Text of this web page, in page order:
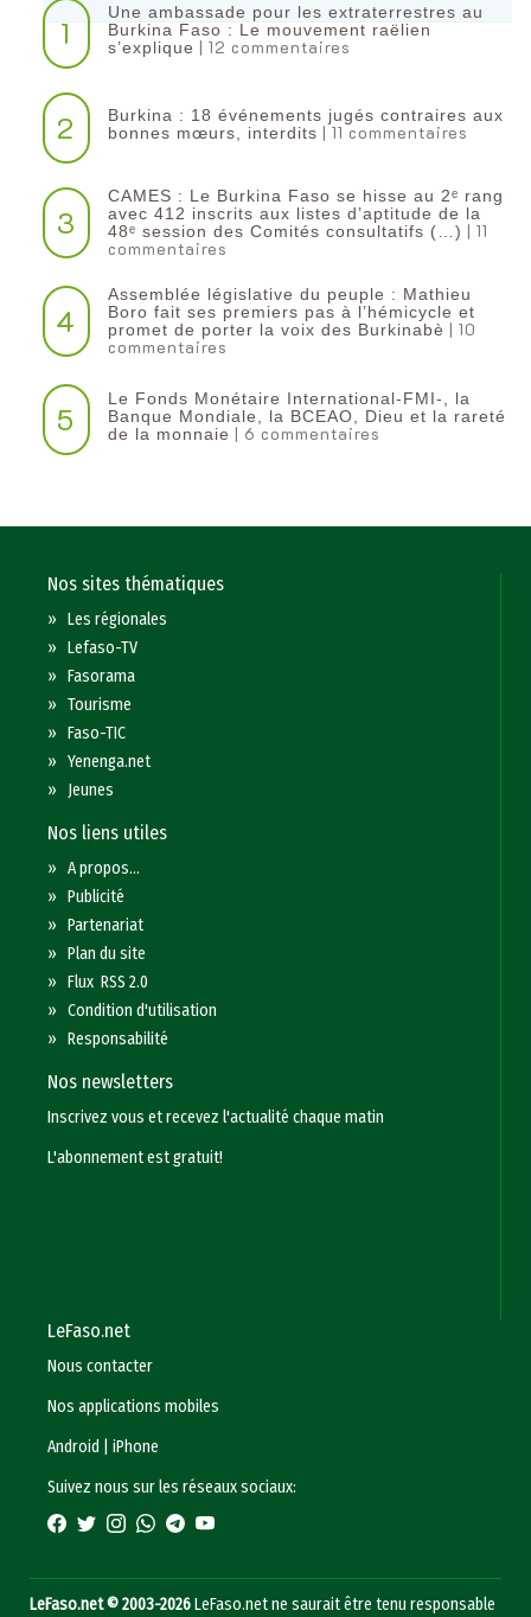
1
Une ambassade pour les extraterrestres au
Burkina Faso : Le mouvement raëlien
s’explique | 12 commentaires
2
Burkina : 18 événements jugés contraires aux
bonnes mœurs, interdits | 11 commentaires
3
CAMES : Le Burkina Faso se hisse au 2ᵉ rang
avec 412 inscrits aux listes d’aptitude de la
48ᵉ session des Comités consultatifs (…) | 11
commentaires
4
Assemblée législative du peuple : Mathieu
Boro fait ses premiers pas à l’hémicycle et
promet de porter la voix des Burkinabè | 10
commentaires
5
Le Fonds Monétaire International-FMI-, la
Banque Mondiale, la BCEAO, Dieu et la rareté
de la monnaie | 6 commentaires
Nos sites thématiques
»Les régionales
»Lefaso-TV
»Fasorama
»Tourisme
»Faso-TIC
»Yenenga.net
» Jeunes
Nos liens utiles
»A propos...
»Publicité
»Partenariat
»Plan du site
»Flux RSS 2.0
»Condition d'utilisation
»Responsabilité
Nos newsletters
Inscrivez vous et recevez l'actualité chaque matin
L'abonnement est gratuit!
LeFaso.net
Nous contacter
Nos applications mobiles
Android
|iPhone
Suivez nous sur les réseaux sociaux:
LeFaso.net © 2003-2026LeFaso.net ne saurait être tenu responsable